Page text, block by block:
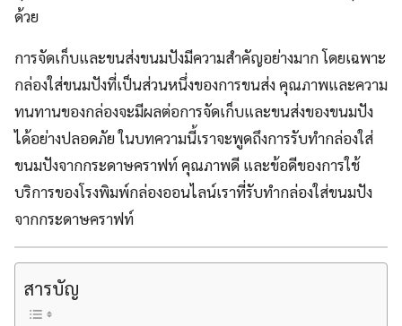
ด้วย
การจัดเก็บและขนส่งขนมปังมีความสำคัญอย่างมาก โดยเฉพาะ
กล่องใส่ขนมปังที่เป็นส่วนหนึ่งของการขนส่ง คุณภาพและความ
ทนทานของกล่องจะมีผลต่อการจัดเก็บและขนส่งของขนมปัง
ได้อย่างปลอดภัย ในบทความนี้เราจะพูดถึงการรับทำกล่องใส่
ขนมปังจากกระดาษคราฟท์ คุณภาพดี และข้อดีของการใช้
บริการของโรงพิมพ์กล่องออนไลน์เราที่รับทำกล่องใส่ขนมปัง
จากกระดาษคราฟท์
สารบัญ